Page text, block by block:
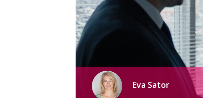
Eva Sator